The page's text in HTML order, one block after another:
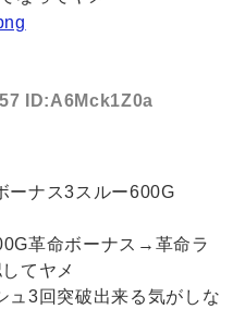
ID:A6Mck1Z0a
ーナス3スルー600G
革命ボーナス→革命ラ
てヤメ
ュ3回突破出来る気がしな